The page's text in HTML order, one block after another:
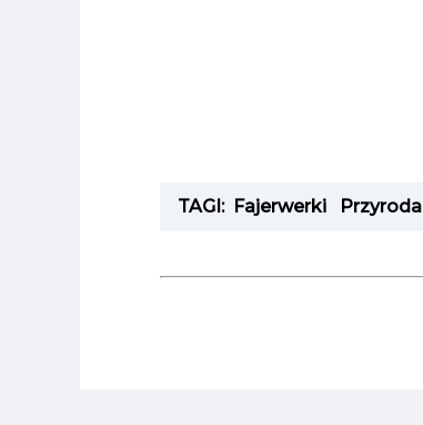
TAGI: Fajerwerki Przyroda